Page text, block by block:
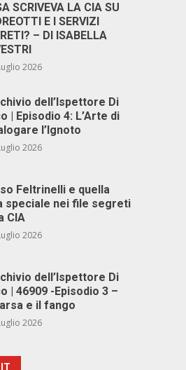
SCRIVEVA LA CIA SU
E I SERVIZI
– DI ISABELLA
2026
dell’Ispettore Di
| Episodio 4: L’Arte di
l’Ignoto
2026
Feltrinelli e quella
speciale nei file segreti
CIA
2026
dell’Ispettore Di
| 46909 -Episodio 3 –
e il fango
2026